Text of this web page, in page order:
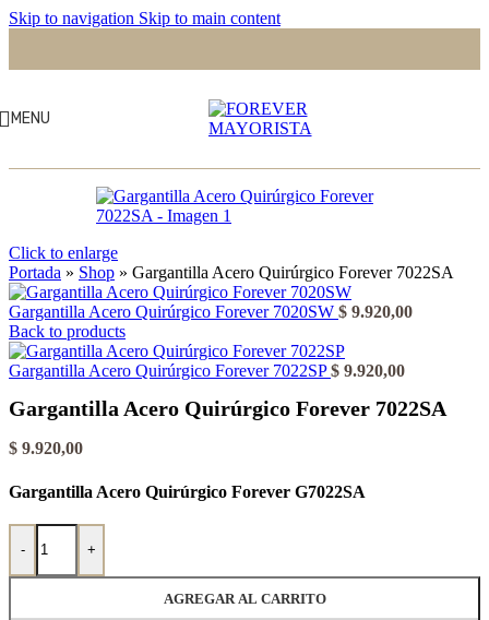
Skip to navigation Skip to main content
MENU
Click to enlarge
Portada » Shop » Gargantilla Acero Quirúrgico Forever 7022SA
Gargantilla Acero Quirúrgico Forever 7020SW $ 9.920,00
Back to products
Gargantilla Acero Quirúrgico Forever 7022SP$ 9.920,00
Gargantilla Acero Quirúrgico Forever 7022SA
$ 9.920,00
Gargantilla Acero Quirúrgico Forever G7022SA
-
Gargantilla Acero Quirúrgico Forever 7022SA cantidad
+
AGREGAR AL CARRITO